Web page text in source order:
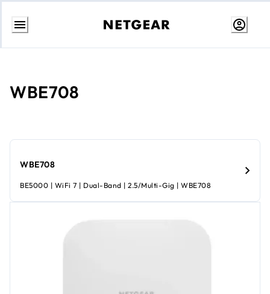
Ir
WBE708
WBE708
BE5000 | WiFi 7 | Dual-Band | 2.5/Multi-Gig | WBE708